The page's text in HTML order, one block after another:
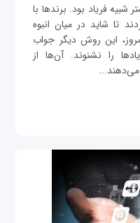
فریاد بود. برندها با
تا شاید در میان انبوه
این روش دیگر جواب
را نشنوند. آن‌ها از
می‌دهند...